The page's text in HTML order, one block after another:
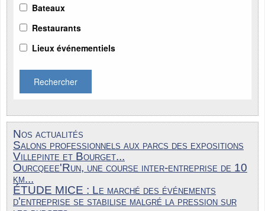
Bateaux
Restaurants
Lieux événementiels
Rechercher
Nos actualités
Salons professionnels aux parcs des expositions
Villepinte et Bourget...
Ourcqeee'Run, une course inter-entreprise de 10
km...
ÉTUDE MICE : Le marché des événements
d'entreprise se stabilise malgré la pression sur